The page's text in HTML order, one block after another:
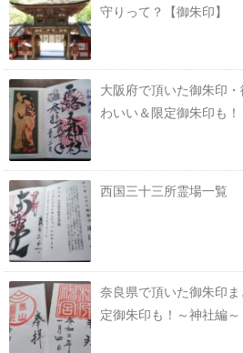
守りって？【御朱印】
大阪府で頂いた御朱印
わいい＆限定御朱印も
西国三十三所霊場一覧
奈良県で頂いた御朱印
定御朱印も！～神社編～